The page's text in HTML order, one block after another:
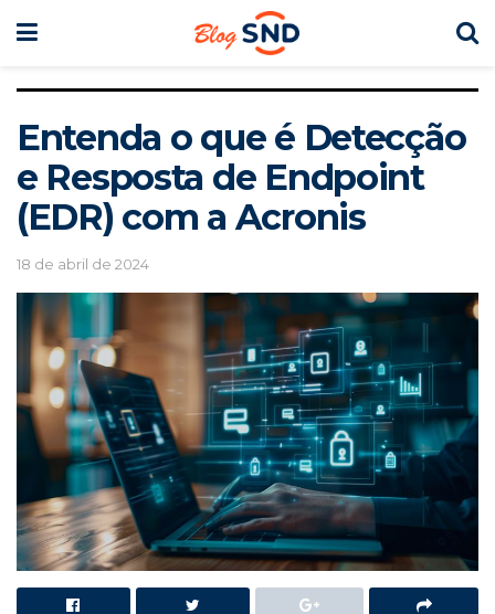
Entenda o que é Detecção
e Resposta de Endpoint
(EDR) com a Acronis
18 de abril de 2024